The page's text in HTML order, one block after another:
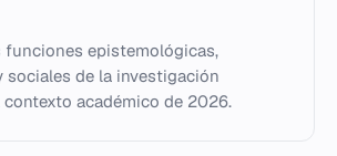
funciones epistemológicas,
sociales de la investigación
académico de 2026.